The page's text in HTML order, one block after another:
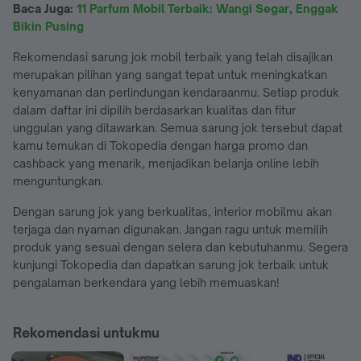
Baca Juga: 11 Parfum Mobil Terbaik: Wangi Segar, Enggak
Bikin Pusing
Rekomendasi sarung jok mobil terbaik yang telah disajikan
merupakan pilihan yang sangat tepat untuk meningkatkan
kenyamanan dan perlindungan kendaraanmu. Setiap produk
dalam daftar ini dipilih berdasarkan kualitas dan fitur
unggulan yang ditawarkan. Semua sarung jok tersebut dapat
kamu temukan di Tokopedia dengan harga promo dan
cashback yang menarik, menjadikan belanja online lebih
menguntungkan.
Dengan sarung jok yang berkualitas, interior mobilmu akan
terjaga dan nyaman digunakan. Jangan ragu untuk memilih
produk yang sesuai dengan selera dan kebutuhanmu. Segera
kunjungi Tokopedia dan dapatkan sarung jok terbaik untuk
pengalaman berkendara yang lebih memuaskan!
Rekomendasi untukmu